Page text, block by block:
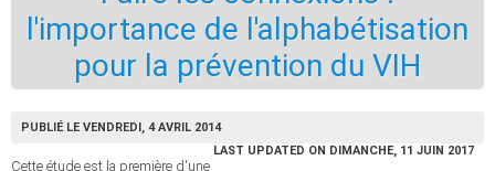
l'importance de l'alphabétisation
pour la prévention du VIH
PUBLIÉ LE VENDREDI, 4 AVRIL 2014
LAST UPDATED ON DIMANCHE, 11 JUIN 2017
Cette étude est la première d'une